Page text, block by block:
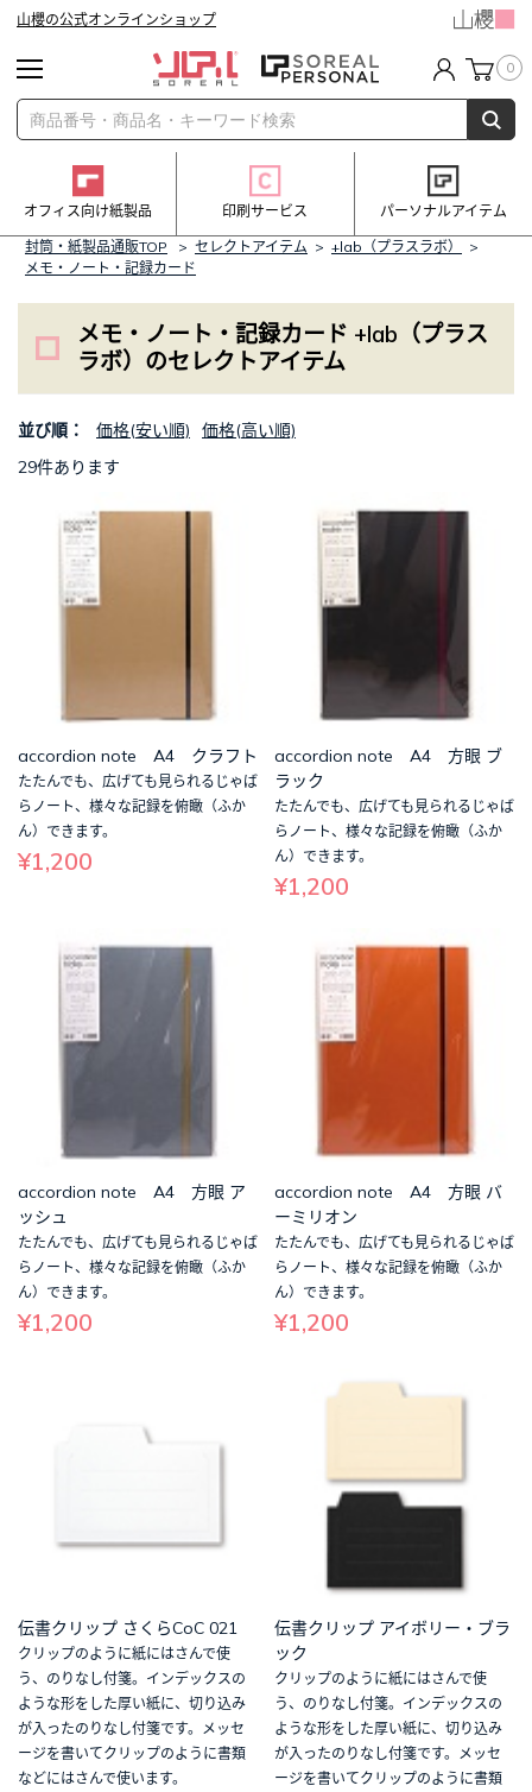
山櫻の公式オンラインショップ
0
オフィス向け紙製品 印刷サービス
パーソナルアイテム
封筒・紙製品通販TOP
> セレクトアイテム > +lab（プラスラボ）
>
メモ・ノート・記録カード
メモ・ノート・記録カード +lab（プラス
ラボ）のセレクトアイテム
並び順： 価格(安い順)
価格(高い順)
29件あります
accordion note A4 クラフト
たたんでも、広げても見られるじゃば
らノート、様々な記録を俯瞰（ふか
ん）できます。
¥1,200
accordion note A4 方眼 ブ
ラック
たたんでも、広げても見られるじゃば
らノート、様々な記録を俯瞰（ふか
ん）できます。
¥1,200
accordion note A4 方眼 ア
ッシュ
たたんでも、広げても見られるじゃば
らノート、様々な記録を俯瞰（ふか
ん）できます。
¥1,200
accordion note A4 方眼 バ
ーミリオン
たたんでも、広げても見られるじゃば
らノート、様々な記録を俯瞰（ふか
ん）できます。
¥1,200
伝書クリップ さくらCoC 021
クリップのように紙にはさんで使
う、のりなし付箋。インデックスの
ような形をした厚い紙に、切り込み
が入ったのりなし付箋です。メッセ
ージを書いてクリップのように書類
などにはさんで使います。
伝書クリップ アイボリー・ブラ
ック
クリップのように紙にはさんで使
う、のりなし付箋。インデックスの
ような形をした厚い紙に、切り込み
が入ったのりなし付箋です。メッセ
ージを書いてクリップのように書類